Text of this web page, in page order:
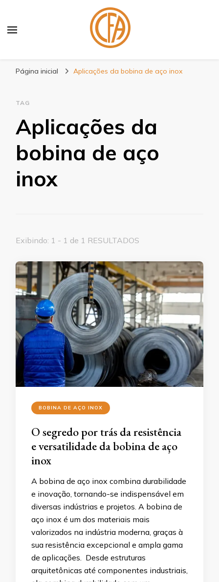
Página inicial Aplicações da bobina de aço inox
TAG
Aplicações da
bobina de aço
inox
Exibindo: 1 - 1 de 1 RESULTADOS
BOBINA DE AÇO INOX
O segredo por trás da resistência
e versatilidade da bobina de aço
inox
A bobina de aço inox combina durabilidade
e inovação, tornando-se indispensável em
diversas indústrias e projetos. A bobina de
aço inox é um dos materiais mais
valorizados na indústria moderna, graças à
sua resistência excepcional e ampla gama
de aplicações. Desde estruturas
arquitetônicas até componentes industriais,